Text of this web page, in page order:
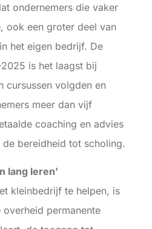
ondernemers die vaker
ook een groter deel van
het eigen bedrijf. De
is het laagst bij
cursussen volgden en
meer dan vijf
coaching en advies
bereidheid tot scholing.
lang leren’
kleinbedrijf te helpen, is
permanente